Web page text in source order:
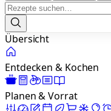
Übersicht
Entdecken & Kochen
Planen & Vorrat